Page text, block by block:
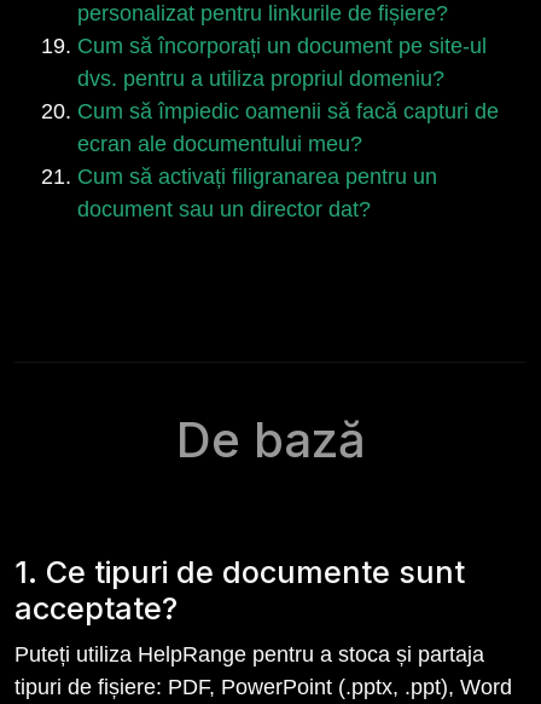
personalizat pentru linkurile de fișiere?
Cum să încorporați un document pe site-ul
dvs. pentru a utiliza propriul domeniu?
Cum să împiedic oamenii să facă capturi de
ecran ale documentului meu?
Cum să activați filigranarea pentru un
document sau un director dat?
De bază
1. Ce tipuri de documente sunt
acceptate?
Puteți utiliza HelpRange pentru a stoca și partaja
tipuri de fișiere: PDF, PowerPoint (.pptx, .ppt), Word